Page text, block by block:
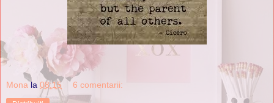
Mona la 08:15 6 comentarii: